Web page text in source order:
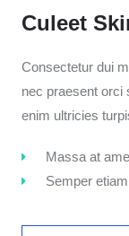
Culeet
Consectetur dui
nec praesent orci
enim ultricies
Massa at
Semper